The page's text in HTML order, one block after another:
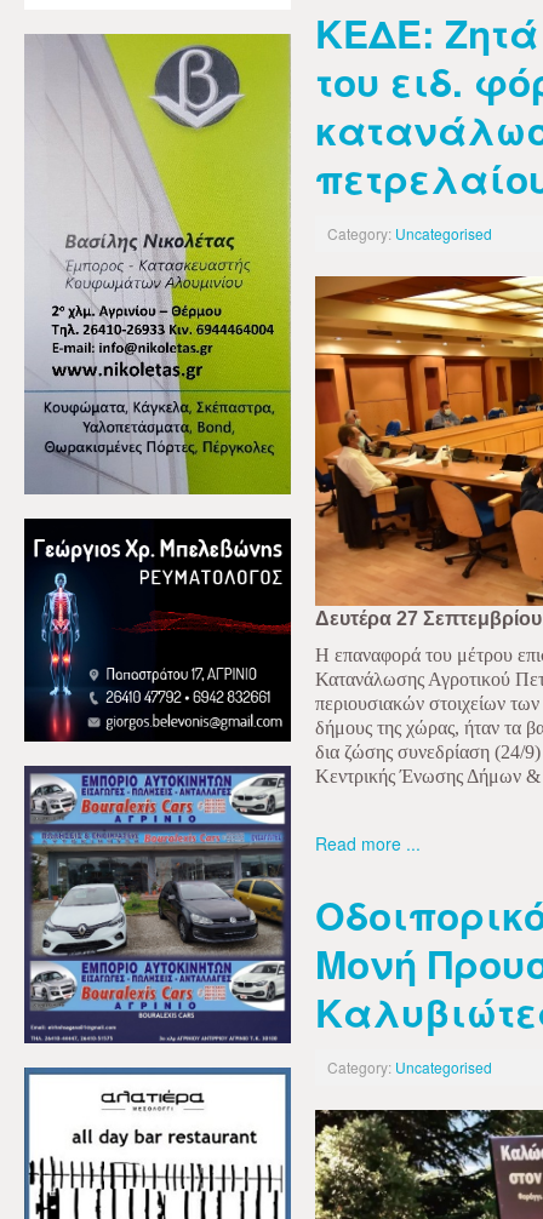
ΚΕΔΕ:
του ειδ.
Category: Uncategorised
Δευτέρα 27
Η επαναφορά του μέτρου
Κατανάλωσης Αγροτικού
περιουσιακών στοιχείων
δήμους της χώρας, ήταν τα
δια ζώσης συνεδρίαση (24/9)
Κεντρικής Ένωσης Δήμων
Read more ...
Μονή
Category: Uncategorised